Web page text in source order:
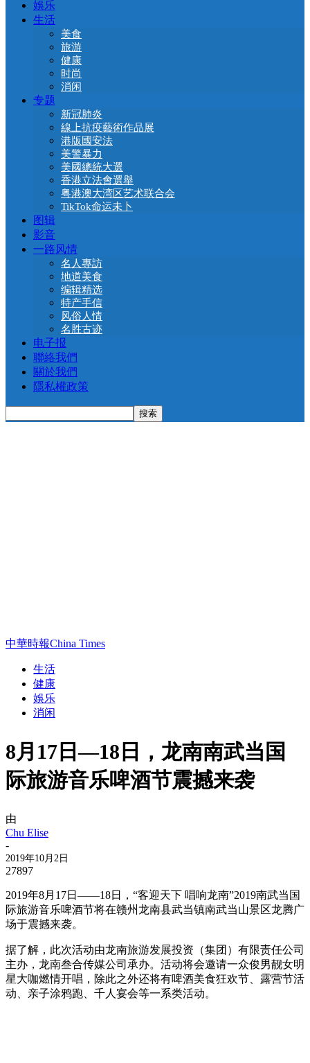
娛乐
生活
美食
旅游
健康
时尚
消闲
专题
新冠肺炎
線上抗疫藝術作品展
港版國安法
美警暴力
美國總統大選
香港立法會選舉
粤港澳大湾区艺术联合会
TikTok命运未卜
图辑
影音
一路风情
名人專訪
地道美食
编辑精选
特产手信
风俗人情
名胜古迹
电子报
聯絡我們
關於我們
隱私權政策
中華時報China Times
生活
健康
娛乐
消闲
8月17日—18日，龙南南武当国
际旅游音乐啤酒节震撼来袭
由
Chu Elise
-
2019年10月2日
27897
2019年8月17日——18日，“客迎天下 唱响龙南”2019南武当国
际旅游音乐啤酒节将在赣州龙南县武当镇南武当山景区龙腾广
场于震撼来袭。
据了解，此次活动由龙南旅游发展投资（集团）有限责任公司
主办，龙南叁合传媒公司承办。活动将会邀请一众俊男靓女明
星大咖燃情开唱，除此之外还将有啤酒美食狂欢节、露营节活
动、亲子涂鸦跑、千人宴会等一系类活动。